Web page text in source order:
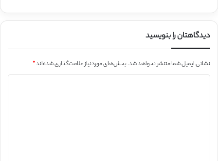
دیدگاهتان را بنویسید
نشانی ایمیل شما منتشر نخواهد شد.بخش‌های موردنیاز علامت‌گذاری شده‌اند*